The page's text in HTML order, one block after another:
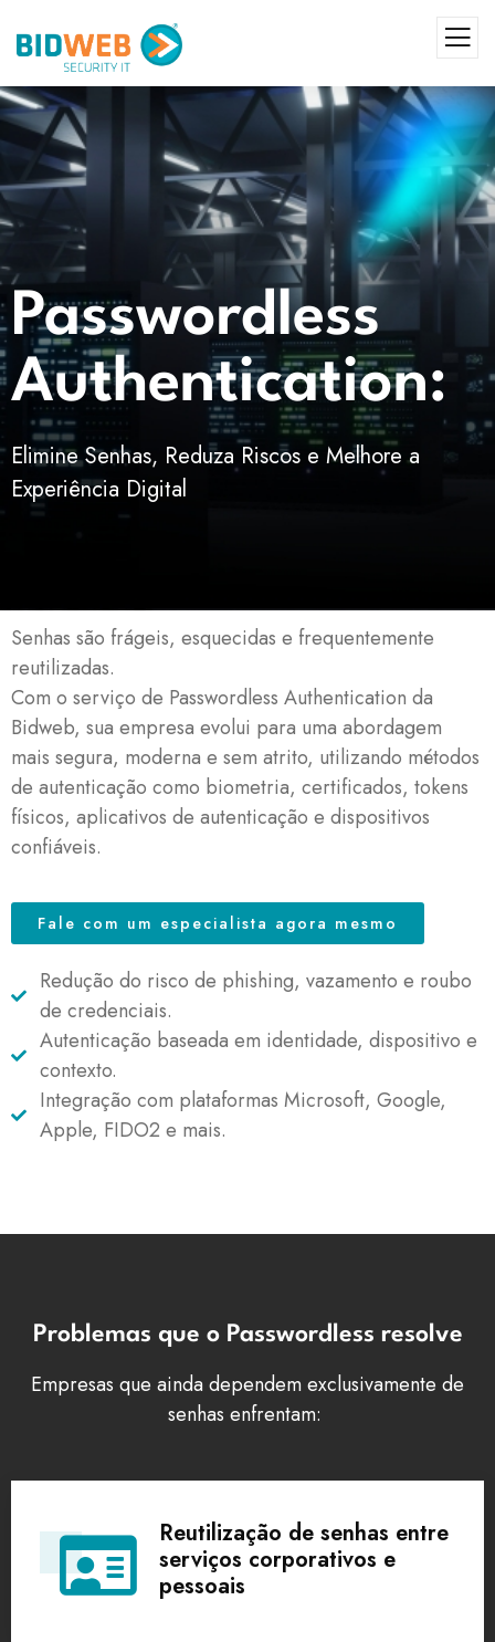
Passwordless
Authentication:
Elimine Senhas, Reduza Riscos e Melhore a
Experiência Digital
Senhas são frágeis, esquecidas e frequentemente
reutilizadas.
Com o serviço de Passwordless Authentication da
Bidweb, sua empresa evolui para uma abordagem
mais segura, moderna e sem atrito, utilizando métodos
de autenticação como biometria, certificados, tokens
físicos, aplicativos de autenticação e dispositivos
confiáveis.
Fale com um especialista agora mesmo
Redução do risco de phishing, vazamento e roubo
de credenciais.
Autenticação baseada em identidade, dispositivo e
contexto.
Integração com plataformas Microsoft, Google,
Apple, FIDO2 e mais.
Problemas que o Passwordless resolve
Empresas que ainda dependem exclusivamente de
senhas enfrentam:
Reutilização de senhas entre
serviços corporativos e
pessoais